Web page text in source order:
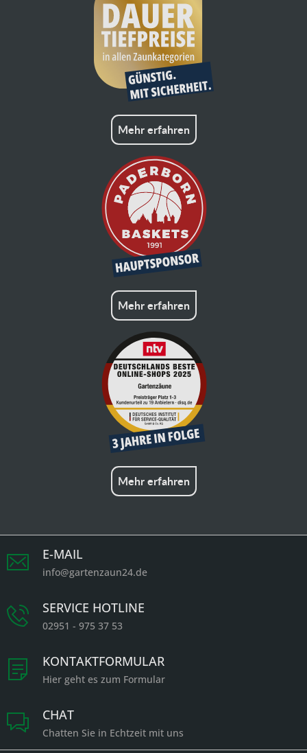
Mehr erfahren
Mehr erfahren
Mehr erfahren
E-MAIL
info@gartenzaun24.de
SERVICE HOTLINE
02951 - 975 37 53
KONTAKTFORMULAR
Hier geht es zum Formular
CHAT
Chatten Sie in Echtzeit mit uns